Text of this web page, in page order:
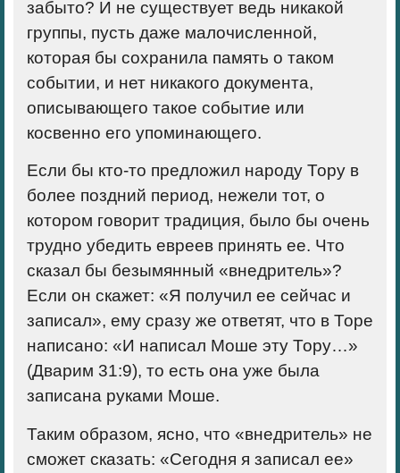
забыто? И не существует ведь никакой
группы, пусть даже малочисленной,
которая бы сохранила память о таком
событии, и нет никакого документа,
описывающего такое событие или
косвенно его упоминающего.
Если бы кто-то предложил народу Тору в
более поздний период, нежели тот, о
котором говорит традиция, было бы очень
трудно убедить евреев принять ее. Что
сказал бы безымянный «внедритель»?
Если он скажет: «Я получил ее сейчас и
записал», ему сразу же ответят, что в Торе
написано: «И написал Моше эту Тору…»
(Дварим 31:9), то есть она уже была
записана руками Моше.
Таким образом, ясно, что «внедритель» не
сможет сказать: «Сегодня я записал ее»